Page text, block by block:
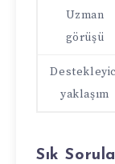
Uzman
görüşü
yaklaşım
Sık